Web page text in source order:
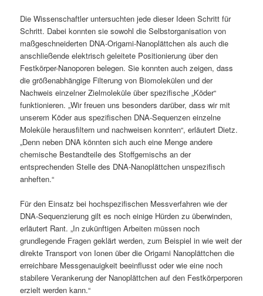
Die Wissenschaftler untersuchten jede dieser Ideen Schritt für
Schritt. Dabei konnten sie sowohl die Selbstorganisation von
maßgeschneiderten DNA-Origami-Nanoplättchen als auch die
anschließende elektrisch geleitete Positionierung über den
Festkörper-Nanoporen belegen. Sie konnten auch zeigen, dass
die größenabhängige Filterung von Biomolekülen und der
Nachweis einzelner Zielmoleküle über spezifische „Köder“
funktionieren. „Wir freuen uns besonders darüber, dass wir mit
unserem Köder aus spezifischen DNA-Sequenzen einzelne
Moleküle herausfiltern und nachweisen konnten“, erläutert Dietz.
„Denn neben DNA könnten sich auch eine Menge andere
chemische Bestandteile des Stoffgemischs an der
entsprechenden Stelle des DNA-Nanoplättchen unspezifisch
anheften.“
Für den Einsatz bei hochspezifischen Messverfahren wie der
DNA-Sequenzierung gilt es noch einige Hürden zu überwinden,
erläutert Rant. „In zukünftigen Arbeiten müssen noch
grundlegende Fragen geklärt werden, zum Beispiel in wie weit der
direkte Transport von Ionen über die Origami Nanoplättchen die
erreichbare Messgenauigkeit beeinflusst oder wie eine noch
stabilere Verankerung der Nanoplättchen auf den Festkörperporen
erzielt werden kann.“